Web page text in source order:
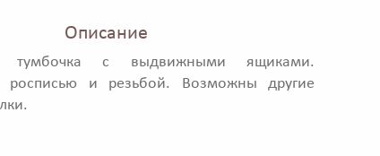
Описание
тумбочка с выдвижными ящиками.
росписью и резьбой. Возможны другие